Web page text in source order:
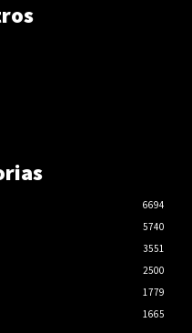
6694
5740
3551
2500
1779
1665